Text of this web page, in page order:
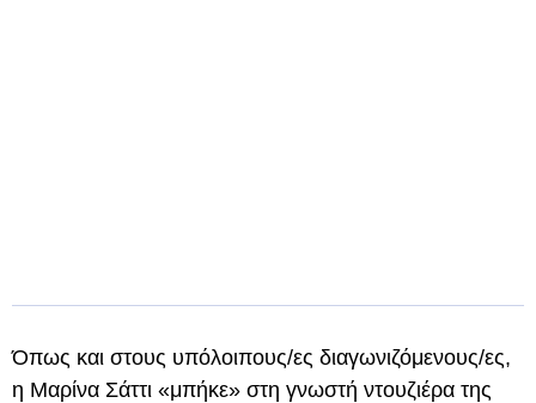
Όπως και στους υπόλοιπους/ες διαγωνιζόμενους/ες,
η Μαρίνα Σάττι «μπήκε» στη γνωστή ντουζιέρα της